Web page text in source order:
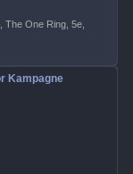
The One Ring, 5e,
Kampagne